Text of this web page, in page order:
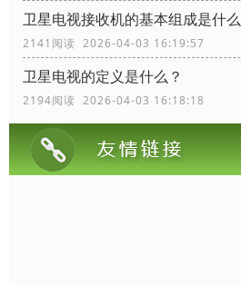
卫星电视接收机的基本组成是什么
2141阅读 2026-04-03 16:19:57
卫星电视的定义是什么？
2194阅读 2026-04-03 16:18:18